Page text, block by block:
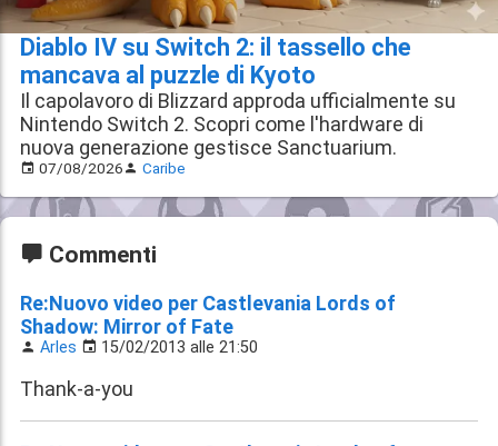
Diablo IV su Switch 2: il tassello che
mancava al puzzle di Kyoto
Il capolavoro di Blizzard approda ufficialmente su
Nintendo Switch 2. Scopri come l'hardware di
nuova generazione gestisce Sanctuarium.
07/08/2026 Caribe
Commenti
Re:Nuovo video per Castlevania Lords of
Shadow: Mirror of Fate
Arles 15/02/2013 alle 21:50
Thank-a-you